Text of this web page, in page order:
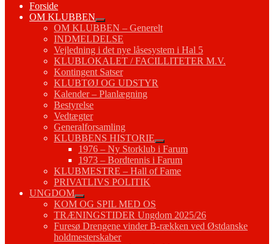
Forside
OM KLUBBEN
OM KLUBBEN – Generelt
INDMELDELSE
Vejledning i det nye låsesystem i Hal 5
KLUBLOKALET / FACILLITETER M.V.
Kontingent Satser
KLUBTØJ OG UDSTYR
Kalender – Planlægning
Bestyrelse
Vedtægter
Generalforsamling
KLUBBENS HISTORIE
1976 – Ny Storklub i Farum
1973 – Bordtennis i Farum
KLUBMESTRE – Hall of Fame
PRIVATLIVS POLITIK
UNGDOM
KOM OG SPIL MED OS
TRÆNINGSTIDER Ungdom 2025/26
Furesø Drengene vinder B-rækken ved Østdanske
holdmesterskaber